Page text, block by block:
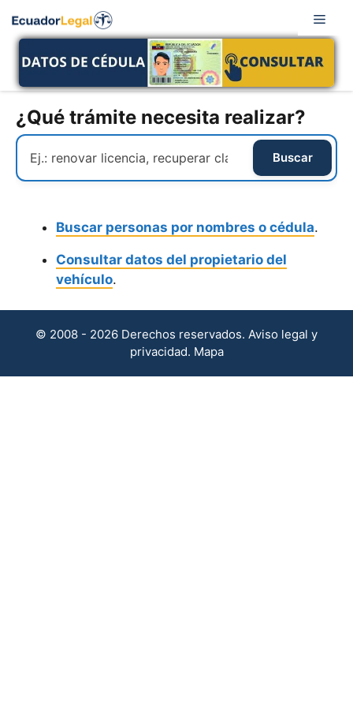
¿Qué trámite necesita realizar?
Buscar personas por nombres o cédula.
Consultar datos del propietario del
vehículo.
© 2008 - 2026 Derechos reservados. Aviso legal y
privacidad. Mapa